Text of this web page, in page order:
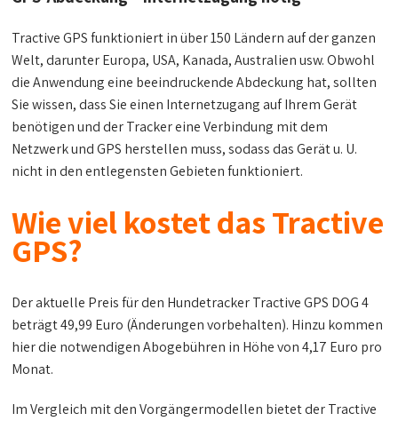
Tractive GPS funktioniert in über 150 Ländern auf der ganzen
Welt, darunter Europa, USA, Kanada, Australien usw. Obwohl
die Anwendung eine beeindruckende Abdeckung hat, sollten
Sie wissen, dass Sie einen Internetzugang auf Ihrem Gerät
benötigen und der Tracker eine Verbindung mit dem
Netzwerk und GPS herstellen muss, sodass das Gerät u. U.
nicht in den entlegensten Gebieten funktioniert.
Wie viel kostet das Tractive
GPS?
Der aktuelle Preis für den Hundetracker Tractive GPS DOG 4
beträgt 49,99 Euro (Änderungen vorbehalten). Hinzu kommen
hier die notwendigen Abogebühren in Höhe von 4,17 Euro pro
Monat.
Im Vergleich mit den Vorgängermodellen bietet der Tractive